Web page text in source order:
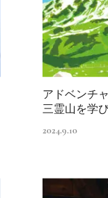
アドベンチ
三霊山を学
2024.9.10